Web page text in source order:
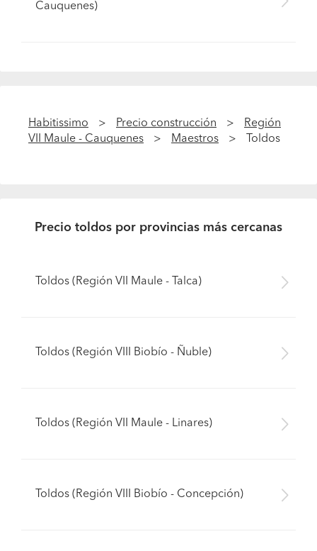
Cauquenes)
Habitissimo Precio construcción
Región
VII Maule - Cauquenes
Maestros Toldos
Precio toldos por provincias más cercanas
Toldos (Región VII Maule - Talca)
Toldos (Región VIII Biobío - Ñuble)
Toldos (Región VII Maule - Linares)
Toldos (Región VIII Biobío - Concepción)